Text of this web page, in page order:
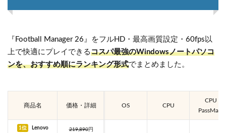
『Football Manager 26』をフルHD・最高画質設定・60fps以
上で快適にプレイできるコスパ最強のWindowsノートパソコ
ンを、おすすめ順にランキング形式でまとめました。
商品名 価格・詳細 OS CPU
CPU
PassMark
1位
Lenovo
219,890円